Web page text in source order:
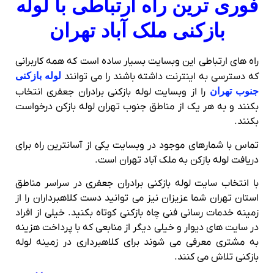
فوری ترین راه ارتباطی با لوله
بازکنی ملک آباد تهران
راه های ارتباطی این وبسایت بسیار ساده است که همه کاربرانی
که دسترسی به اینترنت داشته باشند را می توانند لوله بازکنی
جنوب تهران را از وبسایت لوله بازکنی برادران جعفری انتخاب
بکنند و به هر یک از مناطق جنوب تهران لوله بازکن درخواست
بکنند.
تماس با شمارهای موجود در وبسایت یکی از آسانترین راه برای
دریافت لوله بازکن به ملک آباد تهران است.
با انتخاب سایت لوله بازکنی برادران جعفری در سراسر مناطق
استان تهران شما عزیزان نیز می توانید دست کلاهبرداران را از
زمینه خدمات رسانی فنی چاه بازکنی کوتاه بکنید. خیلی از افراد
در سایت های دیوار و خیلی دیگر از منابعی که با پرداخت هزینه
به مشتری معرفی می شوند برای کلاهبرداری در زمینه لوله
بازکنی تلاش می کنند.